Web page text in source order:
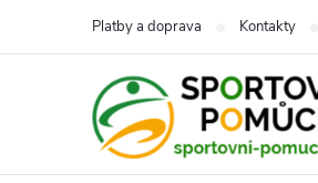
Platby a doprava Kontakty